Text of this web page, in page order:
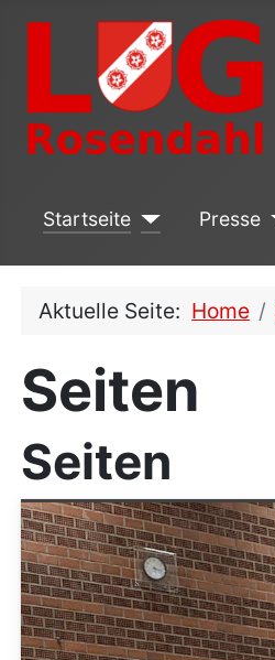
Startseite Presse
Aktuelle Seite: Home
Seiten
Seiten